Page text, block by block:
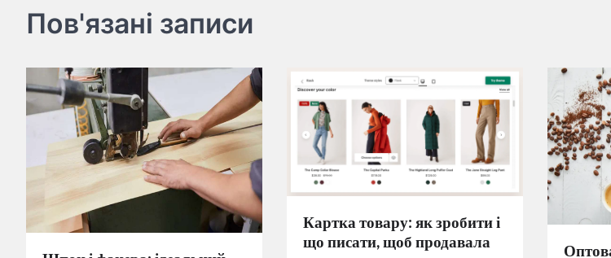
Пов'язані записи
Картка товару: як зробити і
що писати, щоб продавала